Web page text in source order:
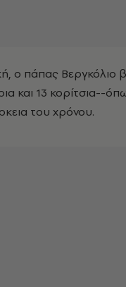
ο πάπας Βεργκόλιο
και 13 κορίτσια--
του χρόνου.